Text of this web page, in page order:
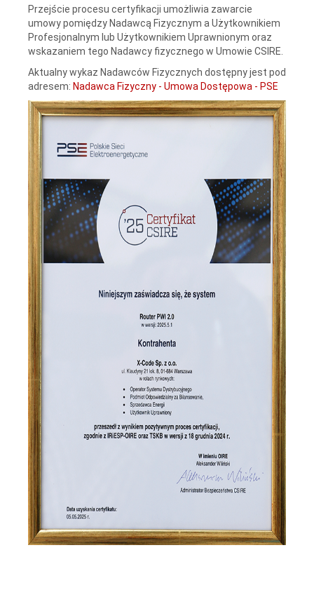
Przejście procesu certyfikacji umożliwia zawarcie
umowy pomiędzy Nadawcą Fizycznym a Użytkownikiem
Profesjonalnym lub Użytkownikiem Uprawnionym oraz
wskazaniem tego Nadawcy fizycznego w Umowie CSIRE.
Aktualny wykaz Nadawców Fizycznych dostępny jest pod
adresem: Nadawca Fizyczny - Umowa Dostępowa - PSE